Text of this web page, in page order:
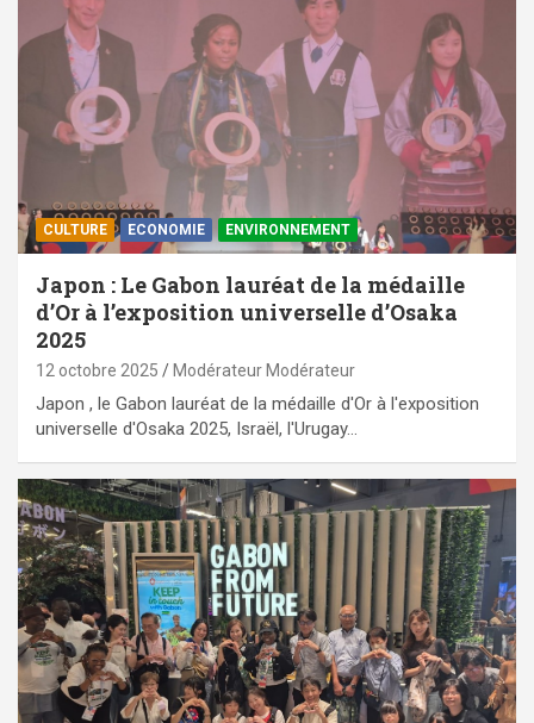
CULTURE ECONOMIE ENVIRONNEMENT
Japon : Le Gabon lauréat de la médaille
d’Or à l’exposition universelle d’Osaka
2025
12 octobre 2025 Modérateur Modérateur
Japon , le Gabon lauréat de la médaille d'Or à l'exposition
universelle d'Osaka 2025, Israël, l'Urugay…